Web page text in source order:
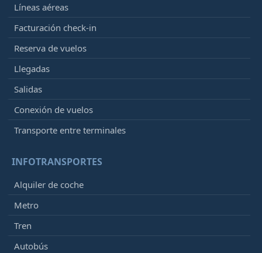
Líneas aéreas
Facturación check-in
Reserva de vuelos
Llegadas
Salidas
Conexión de vuelos
Transporte entre terminales
INFOTRANSPORTES
Alquiler de coche
Metro
Tren
Autobús